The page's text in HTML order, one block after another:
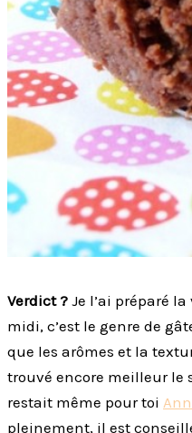
Verdict ? Je l’ai préparé
midi, c’est le genre de
que les arômes et la
trouvé encore meilleur le
restait même pour toi
pleinement, il est